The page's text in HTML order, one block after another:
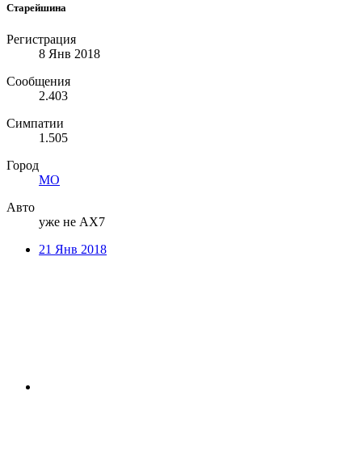
Старейшина
Регистрация
8 Янв 2018
Сообщения
2.403
Симпатии
1.505
Город
МО
Авто
уже не АХ7
21 Янв 2018